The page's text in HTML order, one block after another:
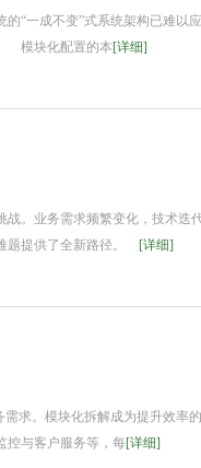
“一成不变”式系统架构已难以
模块化配置的本[详细]
。业务需求频繁变化，技术迭
题提供了全新路径。 [详细]
求。模块化拆解成为提升效率
控与客户服务等，每[详细]